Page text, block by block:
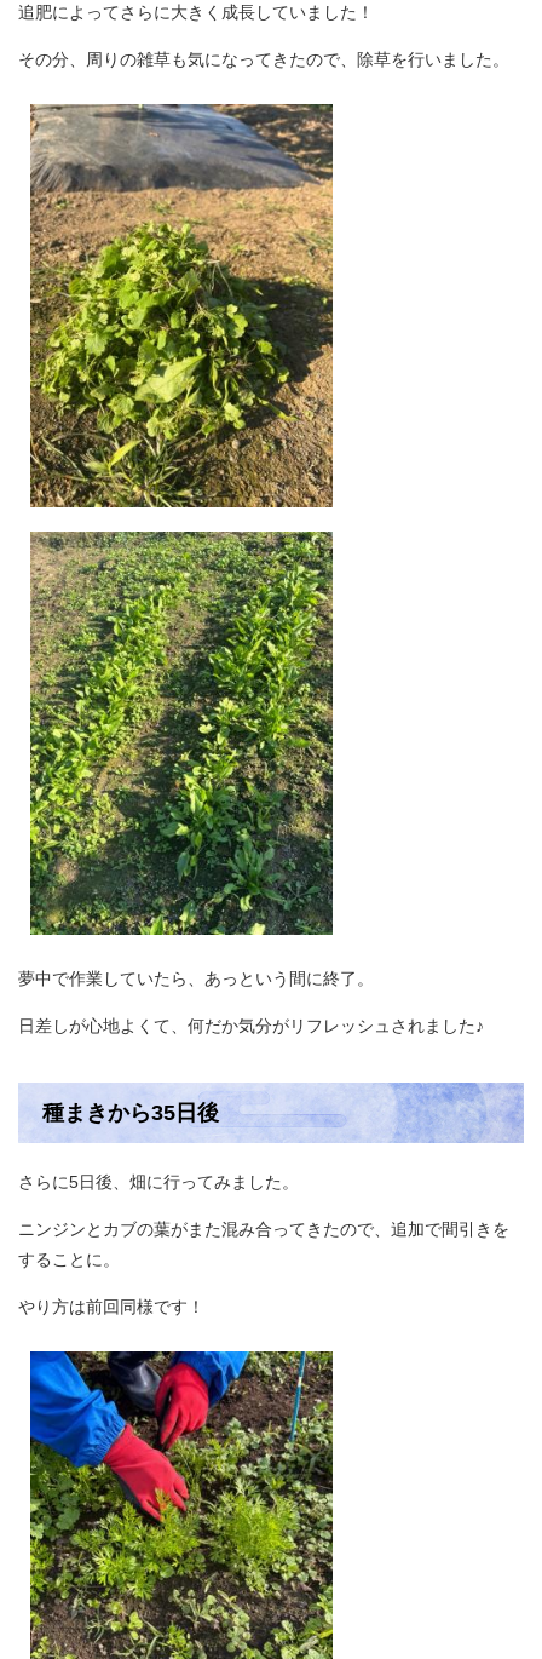
追肥によってさらに大きく成長していました！
その分、周りの雑草も気になってきたので、除草を行いました。
夢中で作業していたら、あっという間に終了。
日差しが心地よくて、何だか気分がリフレッシュされました♪
種まきから35日後
さらに5日後、畑に行ってみました。
ニンジンとカブの葉がまた混み合ってきたので、追加で間引きを
することに。
やり方は前回同様です！